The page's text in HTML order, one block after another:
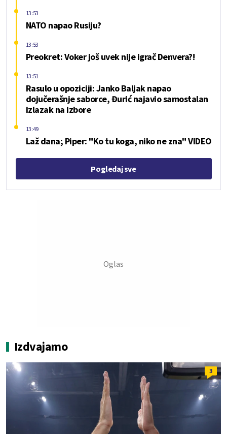
NATO napao Rusiju?
13:53
Preokret: Voker još uvek nije igrač Denvera?!
13:53
Rasulo u opoziciji: Janko Baljak napao
dojučerašnje saborce, Đurić najavio samostalan
izlazak na izbore
13:51
Laž dana; Piper: "Ko tu koga, niko ne zna" VIDEO
13:49
Pogledaj sve
Izdvajamo
3